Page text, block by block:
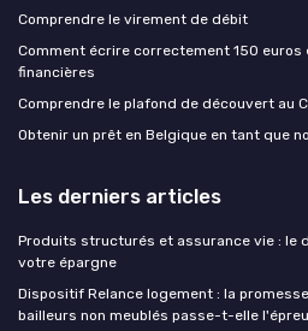
Comprendre le virement de débit
Comment écrire correctement 150
financières
Comprendre le plafond de découvert au
Obtenir un prêt en Belgique en tant que
Les derniers articles
Produits structurés et assurance vie : le
votre épargne
Dispositif Relance logement : la
bailleurs non meublés passe-t-elle